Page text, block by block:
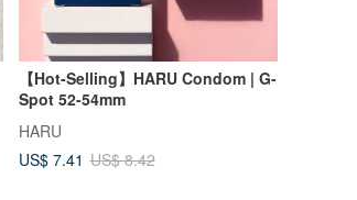
【Hot-Selling】HARU Condom | G-
Spot 52-54mm
HARU
US$ 7.41 US$ 8.42